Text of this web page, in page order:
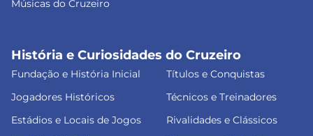
Músicas do Cruzeiro
História e Curiosidades do Cruzeiro
Fundação e História Inicial
Títulos e Conquistas
Jogadores Históricos
Técnicos e Treinadores
Estádios e Locais de Jogos
Rivalidades e Clássicos